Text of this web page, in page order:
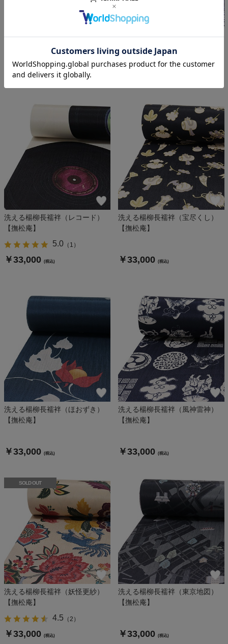
洗える楊柳長襦袢（風神雷神
猫）【撫松庵】
￥33,000
洗える楊柳長襦袢（大江戸キャ
ット）【撫松庵】
洗える楊柳長襦袢（レコード）
【撫松庵】
5.0（ 1 ）
￥33,000 (税込)
洗える楊柳長襦袢（宝尽くし）
【撫松庵】
￥33,000 (税込)
洗える楊柳長襦袢（ほおずき）
【撫松庵】
￥33,000 (税込)
洗える楊柳長襦袢（風神雷神）
【撫松庵】
￥33,000 (税込)
SOLD OUT
洗える楊柳長襦袢（妖怪更紗）
【撫松庵】
4.5 （2 ）
￥33,000 (税込)
洗える楊柳長襦袢（東京地図）
【撫松庵】
￥33,000 (税込)